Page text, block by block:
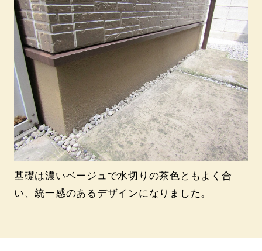
基礎は濃いベージュで水切りの茶色ともよく合
い、統一感のあるデザインになりました。